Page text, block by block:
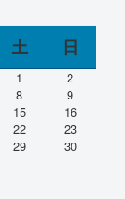
土 日
1
2
8
9
15
16
22
23
29
30